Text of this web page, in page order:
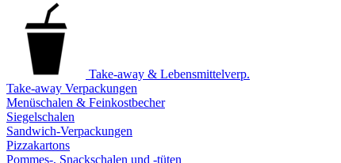
Take-away & Lebensmittelverp.
Take-away Verpackungen
Menüschalen & Feinkostbecher
Siegelschalen
Sandwich-Verpackungen
Pizzakartons
Pommes-, Snackschalen und -tüten